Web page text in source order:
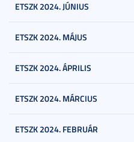
ETSZK 2024. JÚNIUS
ETSZK 2024. MÁJUS
ETSZK 2024. ÁPRILIS
ETSZK 2024. MÁRCIUS
ETSZK 2024. FEBRUÁR